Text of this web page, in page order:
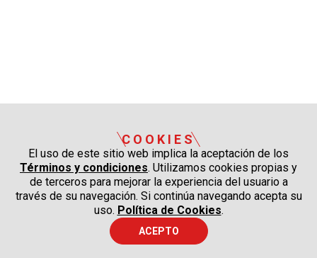
COOKIES
El uso de este sitio web implica la aceptación de los
Términos y condiciones. Utilizamos cookies propias y
de terceros para mejorar la experiencia del usuario a
través de su navegación. Si continúa navegando acepta su
uso. Política de Cookies.
ACEPTO